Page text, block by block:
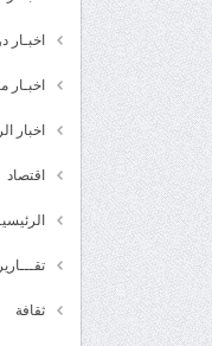
اخبـار
اخبـار
اخبار
اقتصاد
تقـــارير
ثقافة